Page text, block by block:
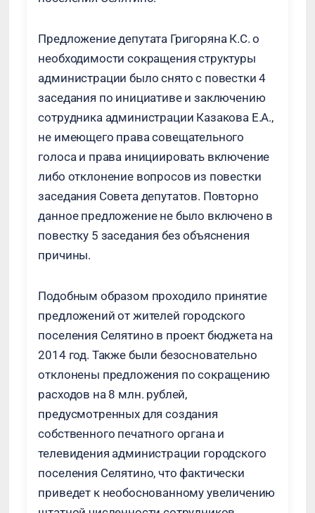
Предложение депутата Григоряна К.С. о
необходимости сокращения структуры
администрации было снято с повестки 4
заседания по инициативе и заключению
сотрудника администрации Казакова Е.А.,
не имеющего права совещательного
голоса и права инициировать включение
либо отклонение вопросов из повестки
заседания Совета депутатов. Повторно
данное предложение не было включено в
повестку 5 заседания без объяснения
причины.
Подобным образом проходило принятие
предложений от жителей городского
поселения Селятино в проект бюджета на
2014 год. Также были безосновательно
отклонены предложения по сокращению
расходов на 8 млн. рублей,
предусмотренных для создания
собственного печатного органа и
телевидения администрации городского
поселения Селятино, что фактически
приведет к необоснованному увеличению